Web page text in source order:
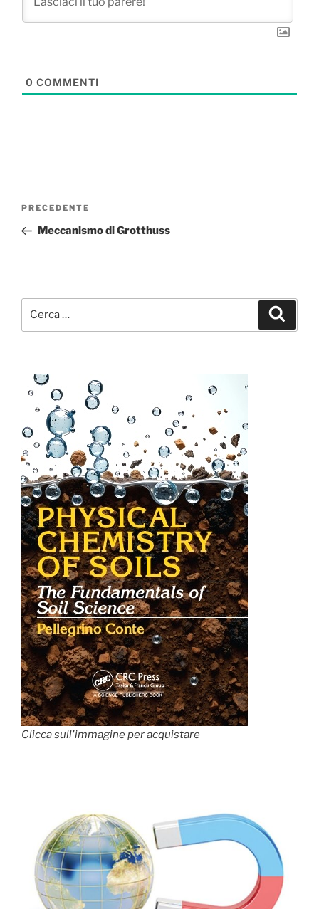
0 COMMENTI
Navigazione
Articolo
precedente:
PRECEDENTE
Meccanismo di Grotthuss
Clicca sull'immagine per acquistare